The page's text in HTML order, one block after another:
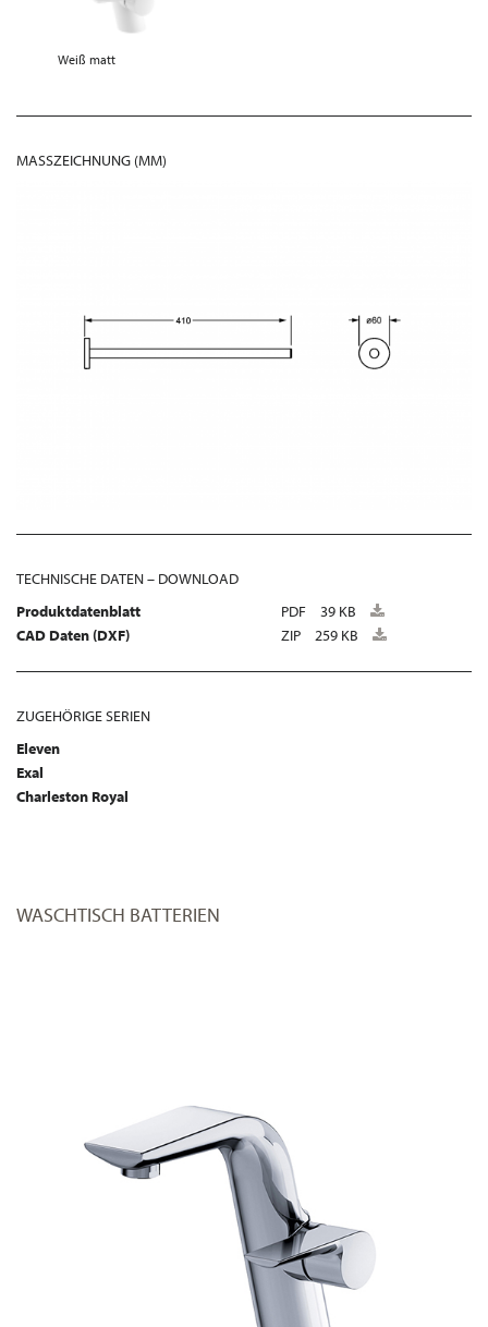
Weiß matt
MASSZEICHNUNG (MM)
TECHNISCHE DATEN – DOWNLOAD
Produktdatenblatt
PDF
39 KB
CAD Daten (DXF)
ZIP 259 KB
ZUGEHÖRIGE SERIEN
Eleven
Exal
Charleston Royal
WASCHTISCH BATTERIEN